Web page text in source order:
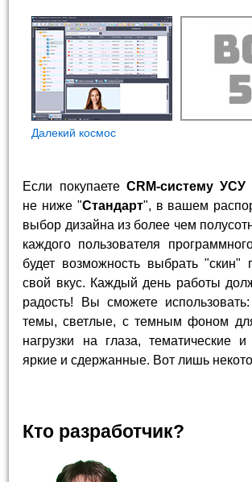
Далекий космос
Если покупаете CRM-систему УСУ
не ниже "Стандарт", в вашем
выбор дизайна из более чем
каждого пользователя
будет возможность выбрать "скин"
свой вкус. Каждый день работы
радость! Вы сможете использовать:
темы, светлые, с темным фоном
нагрузки на глаза, тематические
яркие и сдержанные. Вот лишь
Кто разработчик?